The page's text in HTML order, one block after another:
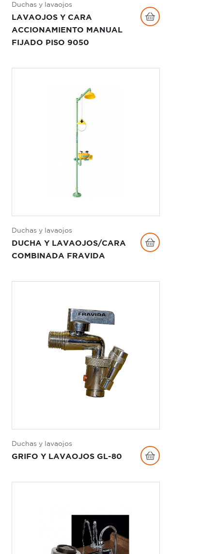
Duchas y lavaojos
LAVAOJOS Y CARA
ACCIONAMIENTO MANUAL
FIJADO PISO 9050
Duchas y lavaojos
DUCHA Y LAVAOJOS/CARA
COMBINADA FRAVIDA
Duchas y lavaojos
GRIFO Y LAVAOJOS GL-80